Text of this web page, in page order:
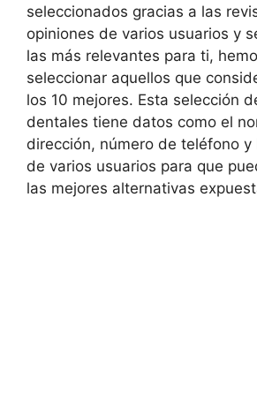
seleccionados gracias a las
opiniones de varios usuarios y
las más relevantes para ti,
seleccionar aquellos que
los 10 mejores. Esta selección
dentales tiene datos como el
dirección, número de teléfono y
de varios usuarios para que
las mejores alternativas